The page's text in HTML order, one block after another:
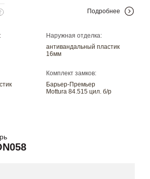
Наружная отделка:
антивандальный пластик
16мм
Комплект замков:
Барьер-Премьер
Mottura 84.515 цил. б/р
Подробнее